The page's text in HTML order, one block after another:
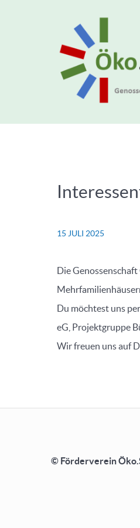
15 JULI 2025
Die
Du möchtest uns
eG, Projektgruppe
Wir freuen uns auf
© Förderverein